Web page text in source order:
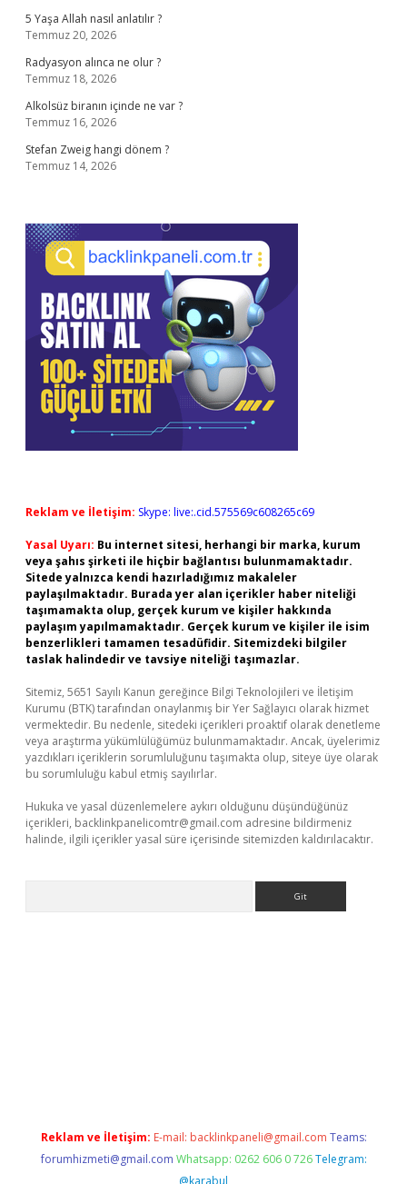
5 Yaşa Allah nasıl anlatılır ?
Temmuz 20, 2026
Radyasyon alınca ne olur ?
Temmuz 18, 2026
Alkolsüz biranın içinde ne var ?
Temmuz 16, 2026
Stefan Zweig hangi dönem ?
Temmuz 14, 2026
Reklam ve İletişim: Skype: live:.cid.575569c608265c69
Yasal Uyarı: Bu internet sitesi, herhangi bir marka, kurum
veya şahıs şirketi ile hiçbir bağlantısı bulunmamaktadır.
Sitede yalnızca kendi hazırladığımız makaleler
paylaşılmaktadır. Burada yer alan içerikler haber niteliği
taşımamakta olup, gerçek kurum ve kişiler hakkında
paylaşım yapılmamaktadır. Gerçek kurum ve kişiler ile isim
benzerlikleri tamamen tesadüfidir. Sitemizdeki bilgiler
taslak halindedir ve tavsiye niteliği taşımazlar.
Sitemiz, 5651 Sayılı Kanun gereğince Bilgi Teknolojileri ve İletişim
Kurumu (BTK) tarafından onaylanmış bir Yer Sağlayıcı olarak hizmet
vermektedir. Bu nedenle, sitedeki içerikleri proaktif olarak denetleme
veya araştırma yükümlülüğümüz bulunmamaktadır. Ancak, üyelerimiz
yazdıkları içeriklerin sorumluluğunu taşımakta olup, siteye üye olarak
bu sorumluluğu kabul etmiş sayılırlar.
Hukuka ve yasal düzenlemelere aykırı olduğunu düşündüğünüz
içerikleri, backlinkpanelicomtr@gmail.com adresine bildirmeniz
halinde, ilgili içerikler yasal süre içerisinde sitemizden kaldırılacaktır.
Reklam ve İletişim: E-mail: backlinkpaneli@gmail.com Teams:
forumhizmeti@gmail.com Whatsapp: 0262 606 0 726 Telegram:
@karabul